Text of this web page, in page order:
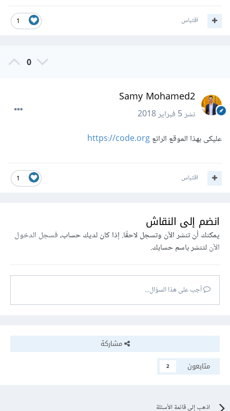
1 اقتباس
0
Samy Mohamed2
نشر5 فبراير 2018
عليكى بهذا الموقع الرائعhttps://code.org
1 اقتباس
انضم إلى النقاش
يمكنك أن تنشر الآن وتسجل لاحقًا. إذا كان لديك حساب،فسجل الدخول
الآنلتنشر باسم حسابك.
أجب على هذا السؤال...
مشاركة
متابعون
2
اذهب إلى قائمة الأسئلة